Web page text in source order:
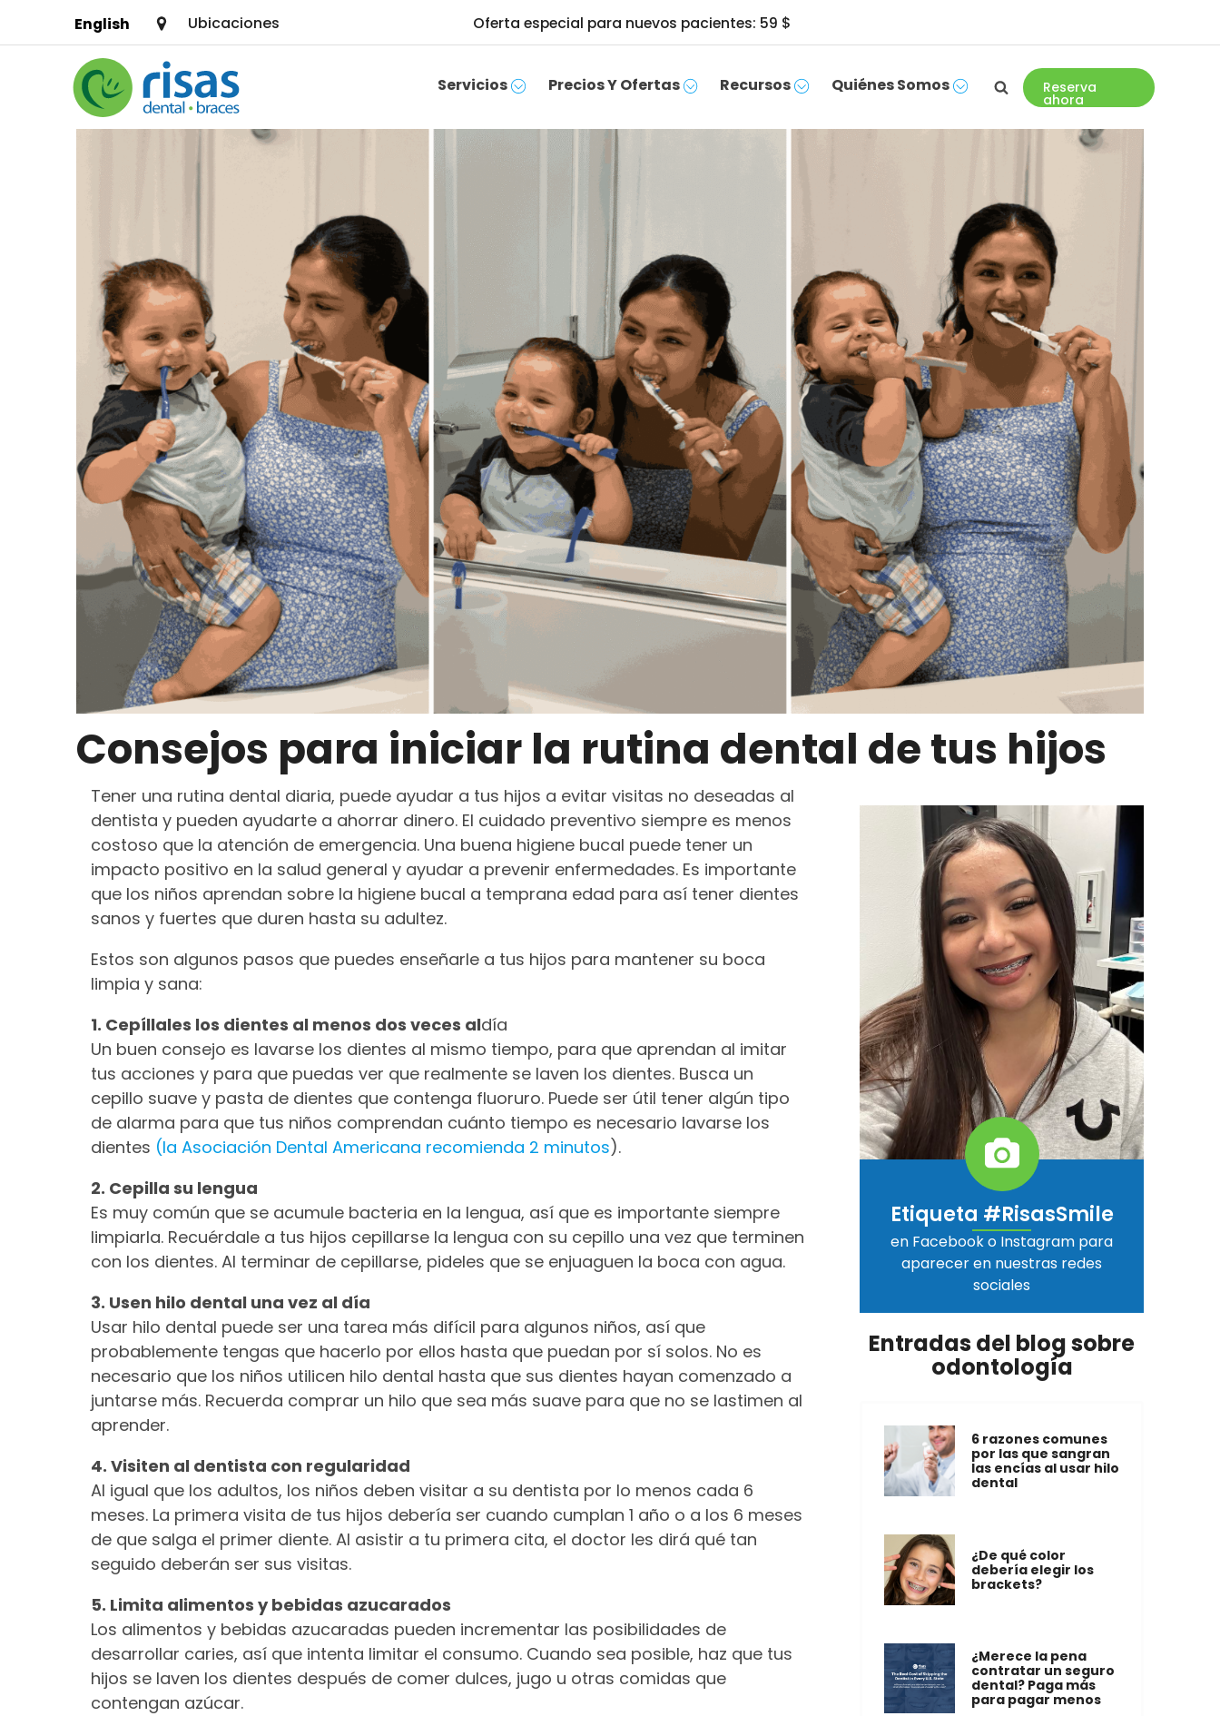
English Ubicaciones Oferta especial para nuevos pacientes: 59 $
Servicios Precios Y Ofertas Recursos Quiénes Somos Reserva
ahora
SERVICIOS
BUSCAR UNA UBICACIÓN
CONCERTAR UNA CITA
Consejos para iniciar la rutina dental de tus hijos
Tener una rutina dental diaria, puede ayudar a tus hijos a evitar visitas no deseadas al
dentista y pueden ayudarte a ahorrar dinero. El cuidado preventivo siempre es menos
costoso que la atención de emergencia. Una buena higiene bucal puede tener un
impacto positivo en la salud general y ayudar a prevenir enfermedades. Es importante
que los niños aprendan sobre la higiene bucal a temprana edad para así tener dientes
sanos y fuertes que duren hasta su adultez.
Estos son algunos pasos que puedes enseñarle a tus hijos para mantener su boca
limpia y sana:
1. Cepíllales los dientes al menos dos veces aldía
Un buen consejo es lavarse los dientes al mismo tiempo, para que aprendan al imitar
tus acciones y para que puedas ver que realmente se laven los dientes. Busca un
cepillo suave y pasta de dientes que contenga fluoruro. Puede ser útil tener algún tipo
de alarma para que tus niños comprendan cuánto tiempo es necesario lavarse los
dientes (la Asociación Dental Americana recomienda 2 minutos).
2. Cepilla su lengua
Es muy común que se acumule bacteria en la lengua, así que es importante siempre
limpiarla. Recuérdale a tus hijos cepillarse la lengua con su cepillo una vez que terminen
con los dientes. Al terminar de cepillarse, pideles que se enjuaguen la boca con agua.
3. Usen hilo dental una vez al día
Usar hilo dental puede ser una tarea más difícil para algunos niños, así que
probablemente tengas que hacerlo por ellos hasta que puedan por sí solos. No es
necesario que los niños utilicen hilo dental hasta que sus dientes hayan comenzado a
juntarse más. Recuerda comprar un hilo que sea más suave para que no se lastimen al
aprender.
4. Visiten al dentista con regularidad
Al igual que los adultos, los niños deben visitar a su dentista por lo menos cada 6
meses. La primera visita de tus hijos debería ser cuando cumplan 1 año o a los 6 meses
de que salga el primer diente. Al asistir a tu primera cita, el doctor les dirá qué tan
seguido deberán ser sus visitas.
5. Limita alimentos y bebidas azucarados
Los alimentos y bebidas azucaradas pueden incrementar las posibilidades de
desarrollar caries, así que intenta limitar el consumo. Cuando sea posible, haz que tus
hijos se laven los dientes después de comer dulces, jugo u otras comidas que
contengan azúcar.
Etiqueta #RisasSmile
en Facebook o Instagram para
aparecer en nuestras redes
sociales
Entradas del blog sobre
odontología
6 razones comunes
por las que sangran
las encías al usar hilo
dental
¿De qué color
debería elegir los
brackets?
¿Merece la pena
contratar un seguro
dental? Paga más
para pagar menos